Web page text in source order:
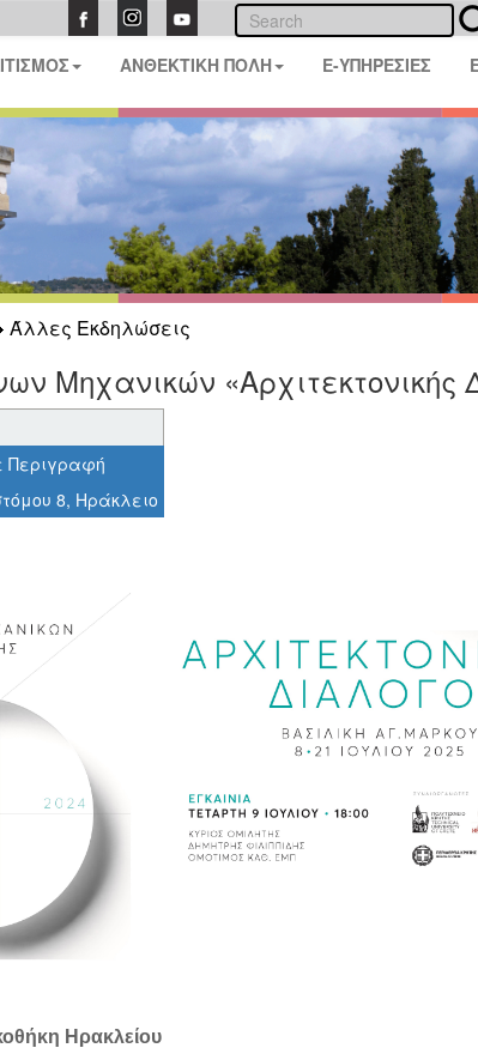
ΑΝΘΕΚΤΙΚΗ ΠΟΛΗ E-ΥΠΗΡΕΣΙΕΣ
Άλλες Εκδηλώσεις
Μηχανικών «Αρχιτεκτονικής
Περιγραφή
8, Ηράκλειο
Ηρακλείου